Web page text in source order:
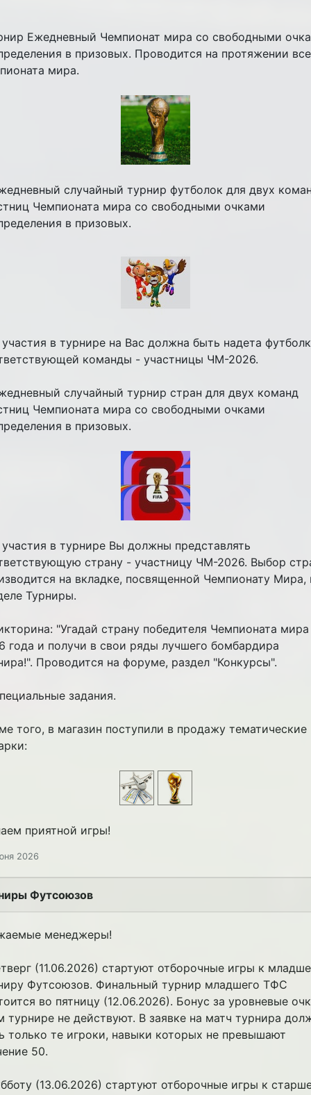
Ежедневный Чемпионат мира со свободными
в призовых. Проводится на протяжении
мира.
случайный турнир футболок для двух
Чемпионата мира со свободными очками
в призовых.
в турнире на Вас должна быть надета
команды - участницы ЧМ-2026.
случайный турнир стран для двух команд
Чемпионата мира со свободными очками
в призовых.
в турнире Вы должны представлять
страну - участницу ЧМ-2026. Выбор
на вкладке, посвященной Чемпионату Мира,
Турниры.
"Угадай страну победителя Чемпионата мира
года и получи в свои ряды лучшего бомбардира
Проводится на форуме, раздел "Конкурсы".
задания.
того, в магазин поступили в продажу тематические
приятной игры!
2026
Футсоюзов
менеджеры!
(11.06.2026) стартуют отборочные игры к
Футсоюзов. Финальный турнир младшего ТФС
во пятницу (12.06.2026). Бонус за уровневые
турнире не действуют. В заявке на матч турнира
только те игроки, навыки которых не превышают
50.
(13.06.2026) стартуют отборочные игры к